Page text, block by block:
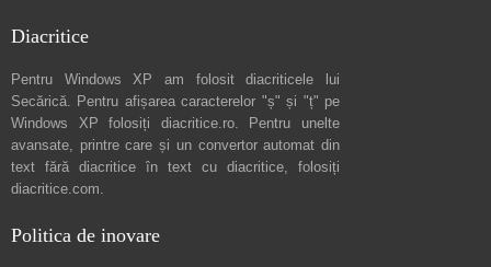
Diacritice
Pentru Windows XP am folosit diacriticele lui
Secărică. Pentru afișarea caracterelor "ș" și "ț" pe
Windows XP folosiți diacritice.ro. Pentru unelte
avansate, printre care și un convertor automat din
text fără diacritice în text cu diacritice, folosiți
diacritice.com.
Politica de inovare